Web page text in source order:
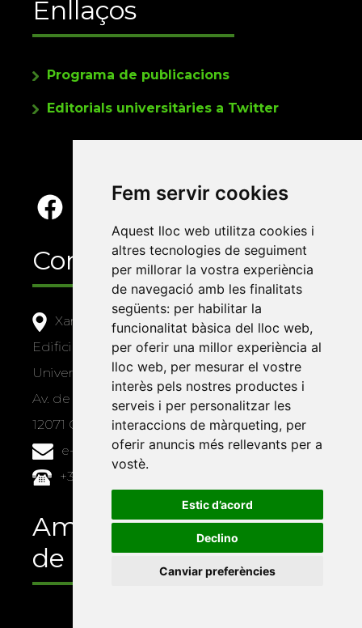
Fem servir cookies
Aquest lloc web utilitza cookies i
altres tecnologies de seguiment
per millorar la vostra experiència
de navegació amb les finalitats
següents: per habilitar la
funcionalitat bàsica del lloc web,
per oferir una millor experiència al
lloc web, per mesurar el vostre
interès pels nostres productes i
serveis i per personalitzar les
interaccions de màrqueting, per
oferir anuncis més rellevants per a
vostè.
Estic d’acord
Declino
Canviar preferències
Enllaços
Programa de publicacions
Editorials universitàries a Twitter
Contacte
Xarxa Vives d'Universitats
Edifici Àgora
Universitat Jaume I, local 10
Av. de Vicent Sos Baynat, s/n
12071 Castelló de la Plana
e-buc@vives.org
+34 964 72 89 93
Amb el suport
de